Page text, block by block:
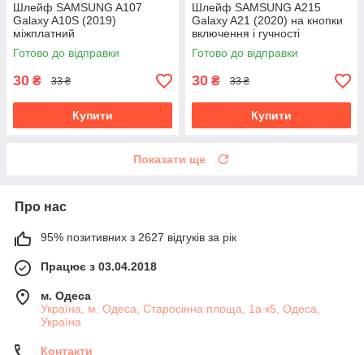
Шлейф SAMSUNG A107
Galaxy A10S (2019)
міжплатний
Готово до відправки
30 ₴ 33 ₴
Купити
Шлейф SAMSUNG A215
Galaxy A21 (2020) на кнопки
включення і гучності
Готово до відправки
30 ₴ 33 ₴
Купити
Показати ще
Про нас
95% позитивних з 2627 відгуків за рік
Працює з 03.04.2018
м. Одеса
Україна, м. Одеса, Старосінна площа, 1а к5, Одеса,
Україна
Контакти